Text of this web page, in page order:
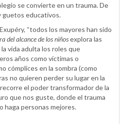
se convierte en un trauma. De
guetos educativos.
“todos los mayores han sido
del alcance de los niñosexplora las
vida adulta los roles que
años como víctimas o
cómplices en la sombra (como
no quieren perder su lugar en la
el poder transformador de la
que nos guste, donde el trauma
haga personas mejores.